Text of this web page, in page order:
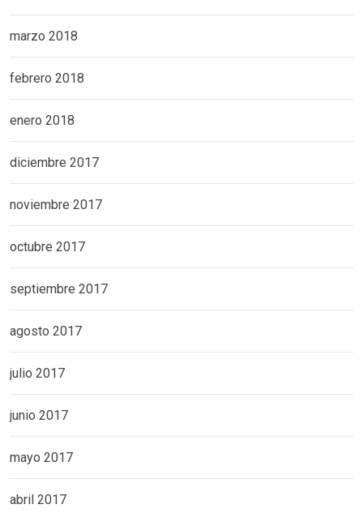
marzo 2018
febrero 2018
enero 2018
diciembre 2017
noviembre 2017
octubre 2017
septiembre 2017
agosto 2017
julio 2017
junio 2017
mayo 2017
abril 2017